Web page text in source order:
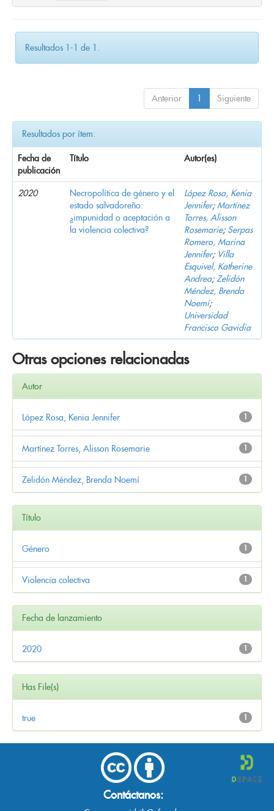
Resultados 1-1 de 1.
Anterior 1 Siguiente
Resultados por ítem:
Fecha de
publicación
Título Autor(es)
2020
Necropolítica de género y el
estado salvadoreño:
¿impunidad o aceptación a
la violencia colectiva?
López Rosa, Kenia
Jennifer;Martínez
Torres, Alisson
Rosemarie; Serpas
Romero, Marina
Jennifer; Villa
Esquivel, Katherine
Andrea; Zelidón
Méndez, Brenda
Noemí;
Universidad
Francisco Gavidia
Otras opciones relacionadas
Autor
1
López Rosa, Kenia Jennifer
1
Martínez Torres, Alisson Rosemarie
1
Zelidón Méndez, Brenda Noemí
Título
1
Género
1
Violencia colectiva
Fecha de lanzamiento
1
2020
Has File(s)
1
true
Contáctanos: